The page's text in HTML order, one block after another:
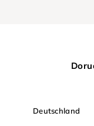
Deutschland